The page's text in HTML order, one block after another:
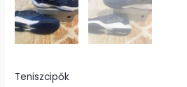
Teniszcipők